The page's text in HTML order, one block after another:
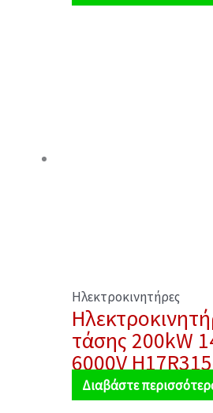
Ηλεκτροκινητήρες
τάσης 200kW
6000V
Διαβάστε